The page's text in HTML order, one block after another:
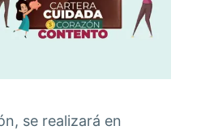
se realizará en